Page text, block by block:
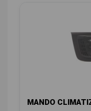
MANDO